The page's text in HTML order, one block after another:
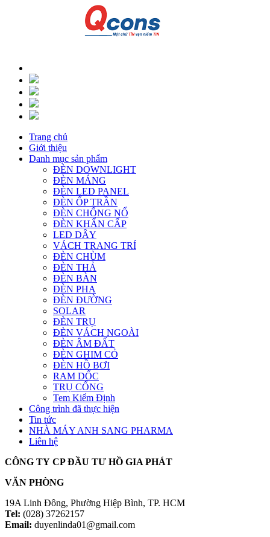
Trang chủ
Giới thiệu
Danh mục sản phẩm
ĐÈN DOWNLIGHT
ĐÈN MÁNG
ĐÈN LED PANEL
ĐÈN ỐP TRẦN
ĐÈN CHỐNG NỔ
ĐÈN KHẨN CẤP
LED DÂY
VÁCH TRANG TRÍ
ĐÈN CHÙM
ĐÈN THẢ
ĐÈN BÀN
ĐÈN PHA
ĐÈN ĐƯỜNG
SOLAR
ĐÈN TRỤ
ĐÈN VÁCH NGOÀI
ĐÈN ÂM ĐẤT
ĐÈN GHIM CỎ
ĐÈN HỒ BƠI
RAM DỐC
TRỤ CỔNG
Tem Kiểm Định
Công trình đã thực hiện
Tin tức
NHÀ MÁY ANH SANG PHARMA
Liên hệ
CÔNG TY CP ĐẦU TƯ HỒ GIA PHÁT
VĂN PHÒNG
19A Linh Đông, Phường Hiệp Bình, TP. HCM
Tel: (028) 37262157
Email: duyenlinda01@gmail.com